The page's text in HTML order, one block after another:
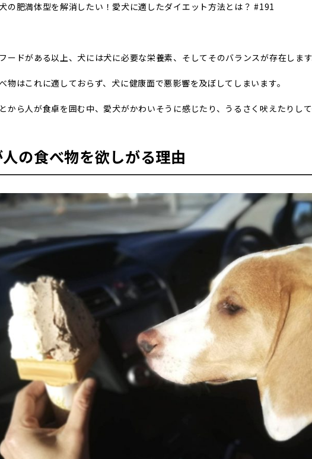
犬の肥満体型を解消したい！愛犬に適したダイエット方法とは？ #191
ードがある以上、犬には犬に必要な栄養素、そしてそのバランスが存在します
物はこれに適しておらず、犬に健康面で悪影響を及ぼしてしまいます。
から人が食卓を囲む中、愛犬がかわいそうに感じたり、うるさく吠えたりし
の食べ物を欲しがる理由